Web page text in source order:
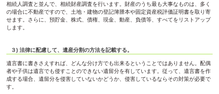
相続人調査と並んで、相続財産調査を行います。財産のうち最も大事なものは、多く
の場合に不動産ですので、土地・建物の登記簿謄本や固定資産税評価証明書を取り寄
せます。さらに、預貯金、株式、債権、現金、動産、負債等、すべてをリストアップ
します。
３) 法律に配慮して、遺産分割の方法を記載する。
遺言書に書きさえすれば、どんな分け方でも出来るということではありません。配偶
者や子供は遺言でも侵すことのできない遺留分を有しています。従って、遺言書を作
成する場合、遺留分を侵害していないかどうか、侵害しているならその対策が必要で
す。